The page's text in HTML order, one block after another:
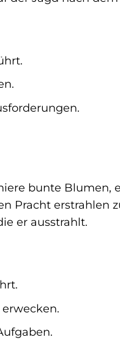
bunte Blumen,
Pracht erstrahlen
er ausstrahlt.